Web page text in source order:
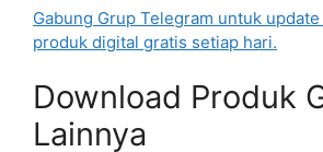
Gabung Grup Telegram untuk
produk digital gratis setiap hari.
Download Produk
Lainnya